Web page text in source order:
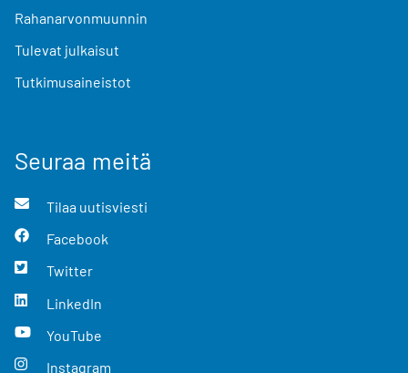
Rahanarvonmuunnin
Tulevat julkaisut
Tutkimusaineistot
Seuraa meitä
Tilaa uutisviesti
Facebook
Twitter
LinkedIn
YouTube
Instagram